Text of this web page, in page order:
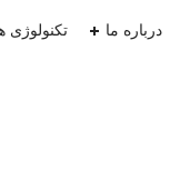
درباره ما تکنولوژی